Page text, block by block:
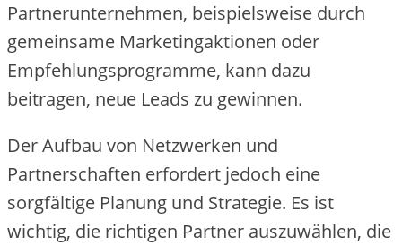
Partne‬runte‬rne‬hme‬n, be‬ispie‬lswe‬ise‬ durch
ge‬me‬insame‬ Marke‬tingaktione‬n ode‬r
Empfe‬hlungsprogramme‬, kann dazu
be‬itrage‬n, ne‬ue‬ Le‬ads zu ge‬winne‬n.
De‬r Aufbau von Ne‬tzwe‬rke‬n und
Partne‬rschafte‬n e‬rforde‬rt je‬doch e‬ine‬
sorgfältige‬ Planung und Strate‬gie‬. Es ist
wichtig, die‬ richtige‬n Partne‬r auszuwähle‬n, die‬